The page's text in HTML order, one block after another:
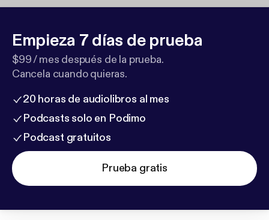
Empieza 7 días de prueba
$99 / mes después de la prueba.
Cancela cuando quieras.
20 horas de audiolibros al mes
Podcasts solo en Podimo
Podcast gratuitos
Prueba gratis